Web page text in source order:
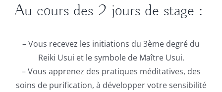
Au cours des 2 jours de stage :
– Vous recevez les initiations du 3ème degré du
Reiki Usui et le symbole de Maître Usui.
– Vous apprenez des pratiques méditatives, des
soins de purification, à développer votre sensibilité